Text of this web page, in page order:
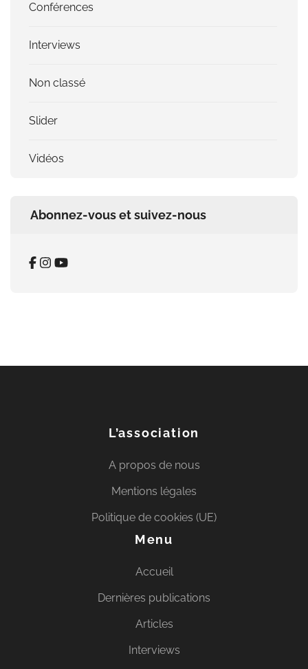
Conférences
Interviews
Non classé
Slider
Vidéos
Abonnez-vous et suivez-nous
L’association
A propos de nous
Mentions légales
Politique de cookies (UE)
Menu
Accueil
Dernières publications
Articles
Interviews